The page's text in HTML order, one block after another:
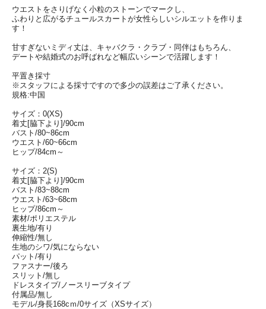
ウエストをさりげなく小粒のストーンでマークし、
ふわりと広がるチュールスカートが女性らしいシルエットを作りま
す！
甘すぎないミディ丈は、キャバクラ・クラブ・同伴はもちろん、
デートや結婚式のお呼ばれなど幅広いシーンで活躍します！
平置き採寸
※スタッフによる採寸ですので多少の誤差はご了承ください。
規格:中国
サイズ：0(XS)
着丈[脇下より]/90cm
バスト/80~86cm
ウエスト/60~66cm
ヒップ/84cm～
サイズ：2(S)
着丈[脇下より]/90cm
バスト/83~88cm
ウエスト/63~68cm
ヒップ/86cm～
素材/ポリエステル
裏生地/有り
伸縮性/無し
生地のシワ/気にならない
パット/有り
ファスナー/後ろ
スリット/無し
ドレスタイプ/ノースリーブタイプ
付属品/無し
モデル/身長168cｍ/0サイズ（XSサイズ）